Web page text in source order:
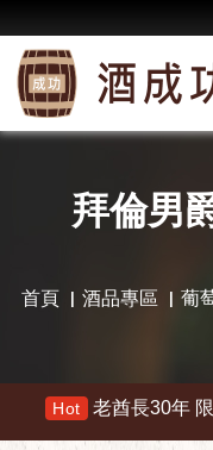
拜倫男
首頁 酒品專區 葡
老酋長30年 限量木盒